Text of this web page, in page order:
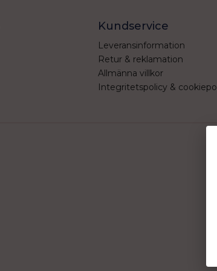
Kundservice
Leveransinformation
Retur & reklamation
Allmänna villkor
Integritetspolicy &